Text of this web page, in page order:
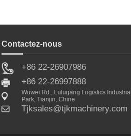
Contactez-nous
+86 22-26907986
+86 22-26997888
Wuwei Rd., Lulugang Logistics Industrial
Park, Tianjin, Chine
Tjksales@tjkmachinery.com